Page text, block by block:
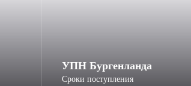
УПН Бургенланда
Сроки поступления